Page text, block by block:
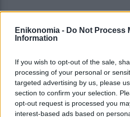
Enikonomia - Do Not Process
Information
If you wish to opt-out of the sale,
processing of your personal or
targeted advertising by us, please
section to confirm your selection.
opt-out request is processed you
interest-based ads based on
08:05, 27 Ιανουαρίου 2018 ||